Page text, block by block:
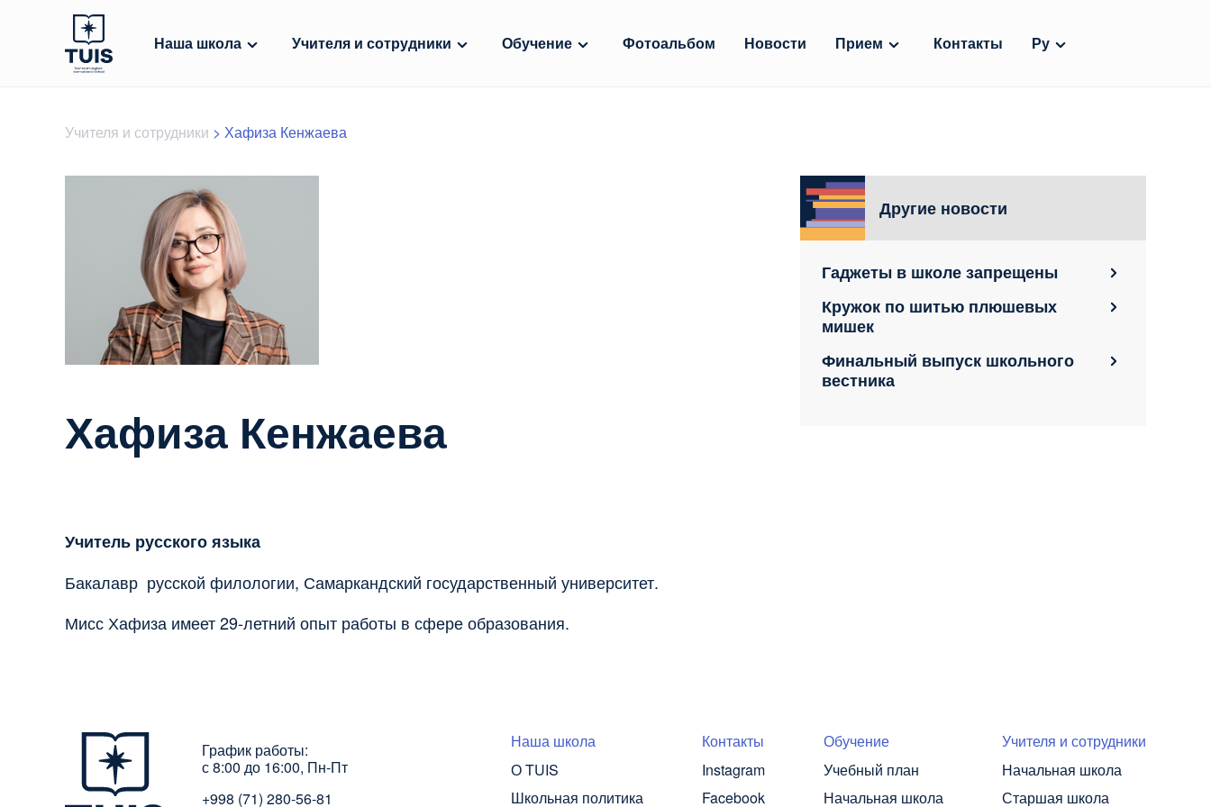
Наша школа Учителя и сотрудники Обучение Фотоальбом Новости Прием Контакты Ру
Учителя и сотрудники > Хафиза Кенжаева
Хафиза Кенжаева
Учитель русского языка
Бакалавр русской филологии, Самаркандский государственный университет.
Мисс Хафиза имеет 29-летний опыт работы в сфере образования.
Другие новости
Гаджеты в школе запрещены
Кружок по шитью плюшевых
мишек
Финальный выпуск школьного
вестника
График работы:
с 8:00 до 16:00, Пн-Пт
+998 (71) 280-56-81
Наша школа
О TUIS
Школьная политика
Контакты
Instagram
Facebook
Обучение
Учебный план
Начальная школа
Учителя и сотрудники
Начальная школа
Старшая школа